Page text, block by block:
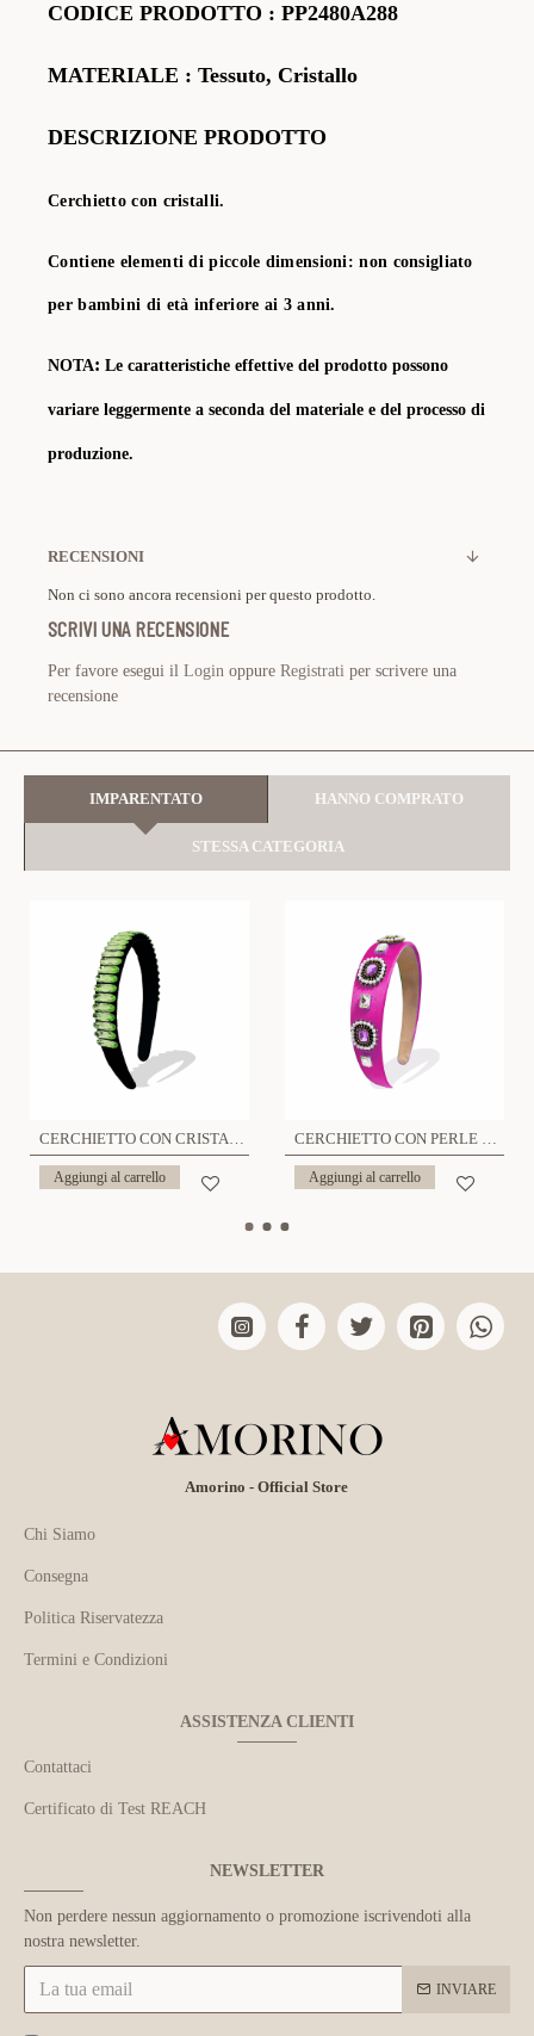
CODICE PRODOTTO : PP2480A288
MATERIALE : Tessuto, Cristallo
DESCRIZIONE PRODOTTO
Cerchietto con cristalli.
Contiene elementi di piccole dimensioni: non consigliato
per bambini di età inferiore ai 3 anni.
NOTA: Le caratteristiche effettive del prodotto possono
variare leggermente a seconda del materiale e del processo di
produzione.
RECENSIONI
Non ci sono ancora recensioni per questo prodotto.
SCRIVI UNA RECENSIONE
Per favore esegui il Login oppure Registrati per scrivere una
recensione
IMPARENTATO HANNO COMPRATO
STESSA CATEGORIA
CERCHIETTO CON CRISTALLI - PP2392F113
Aggiungi al carrello
CERCHIETTO CON PERLE E CRISTALLI - PP2292D666
Aggiungi al carrello
Amorino - Official Store
Chi Siamo
Consegna
Politica Riservatezza
Termini e Condizioni
ASSISTENZA CLIENTI
Contattaci
Certificato di Test REACH
NEWSLETTER
Non perdere nessun aggiornamento o promozione iscrivendoti alla
nostra newsletter.
INVIARE